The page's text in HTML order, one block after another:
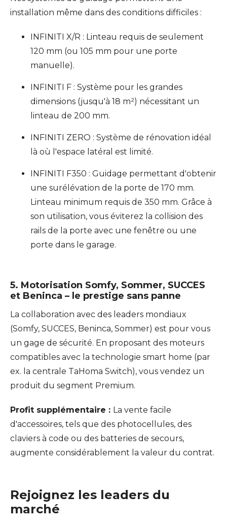
installation même dans des conditions difficiles :
INFINITI X/R : Linteau requis de seulement
120 mm (ou 105 mm pour une porte
manuelle).
INFINITI F : Système pour les grandes
dimensions (jusqu'à 18 m²) nécessitant un
linteau de 200 mm.
INFINITI ZERO : Système de rénovation idéal
là où l'espace latéral est limité.
INFINITI F350 : Guidage permettant d'obtenir
une surélévation de la porte de 170 mm.
Linteau minimum requis de 350 mm. Grâce à
son utilisation, vous éviterez la collision des
rails de la porte avec une fenêtre ou une
porte dans le garage.
5. Motorisation Somfy, Sommer, SUCCES
et Beninca – le prestige sans panne
La collaboration avec des leaders mondiaux
(Somfy, SUCCES, Beninca, Sommer) est pour vous
un gage de sécurité. En proposant des moteurs
compatibles avec la technologie smart home (par
ex. la centrale TaHoma Switch), vous vendez un
produit du segment Premium.
Profit supplémentaire : La vente facile
d'accessoires, tels que des photocellules, des
claviers à code ou des batteries de secours,
augmente considérablement la valeur du contrat.
Rejoignez les leaders du
marché